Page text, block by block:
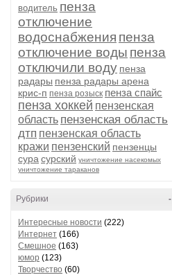
водитель пенза
отключение
водоснабжения пенза
отключение воды пенза
отключили воду пенза
радары пенза радары арена
крис-п пенза розыск пенза спайс
пенза хоккей пензенская
область пензенская область
дтп пензенская область
кражи пензенский пензенцы
сура сурский уничтожение насекомых
уничтожение тараканов
-
Рубрики
Интересные новости (222)
Интернет (166)
Смешное (163)
юмор (123)
Творчество (60)